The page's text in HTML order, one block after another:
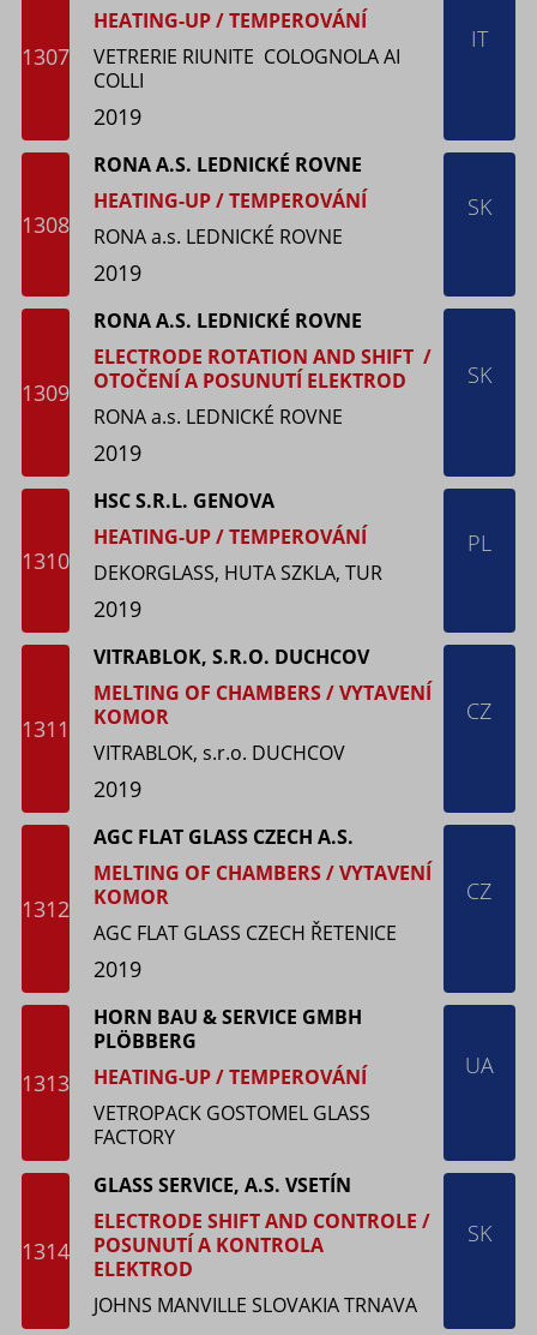
1307
HEATING-UP / TEMPEROVÁNÍ
VETRERIE RIUNITE COLOGNOLA AI
COLLI
2019
IT
1308
RONA A.S. LEDNICKÉ ROVNE
HEATING-UP / TEMPEROVÁNÍ
RONA a.s. LEDNICKÉ ROVNE
2019
SK
1309
RONA A.S. LEDNICKÉ ROVNE
ELECTRODE ROTATION AND SHIFT /
OTOČENÍ A POSUNUTÍ ELEKTROD
RONA a.s. LEDNICKÉ ROVNE
2019
SK
1310
HSC S.R.L. GENOVA
HEATING-UP / TEMPEROVÁNÍ
DEKORGLASS, HUTA SZKLA, TUR
2019
PL
1311
VITRABLOK, S.R.O. DUCHCOV
MELTING OF CHAMBERS / VYTAVENÍ
KOMOR
VITRABLOK, s.r.o. DUCHCOV
2019
CZ
1312
AGC FLAT GLASS CZECH A.S.
MELTING OF CHAMBERS / VYTAVENÍ
KOMOR
AGC FLAT GLASS CZECH ŘETENICE
2019
CZ
1313
HORN BAU & SERVICE GMBH
PLÖΒBERG
HEATING-UP / TEMPEROVÁNÍ
VETROPACK GOSTOMEL GLASS
FACTORY
UA
1314
GLASS SERVICE, A.S. VSETÍN
ELECTRODE SHIFT AND CONTROLE /
POSUNUTÍ A KONTROLA
ELEKTROD
JOHNS MANVILLE SLOVAKIA TRNAVA
SK